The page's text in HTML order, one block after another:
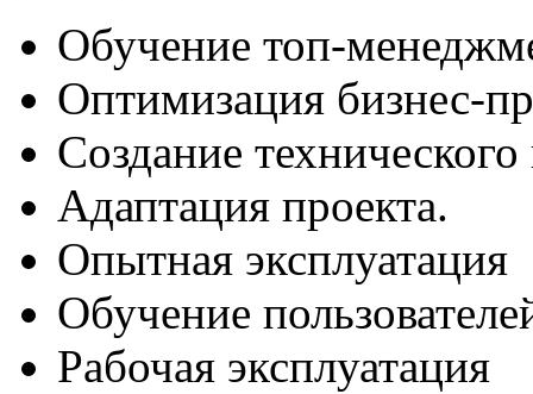
Обучение топ-
Оптимизация бизнес-
Создание технического
Адаптация проекта.
Опытная эксплуатация
Обучение
Рабочая эксплуатация